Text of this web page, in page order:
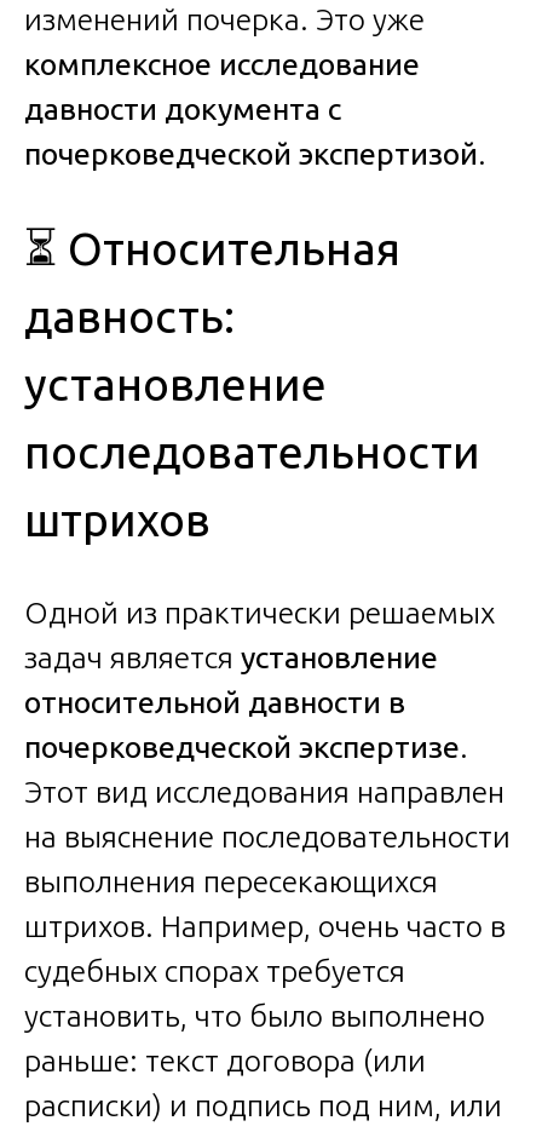
изменений почерка. Это уже
комплексное исследование
давности документа с
почерковедческой экспертизой.
⏳ Относительная
давность:
установление
последовательности
штрихов
Одной из практически решаемых
задач является установление
относительной давности в
почерковедческой экспертизе.
Этот вид исследования направлен
на выяснение последовательности
выполнения пересекающихся
штрихов. Например, очень часто в
судебных спорах требуется
установить, что было выполнено
раньше: текст договора (или
расписки) и подпись под ним, или